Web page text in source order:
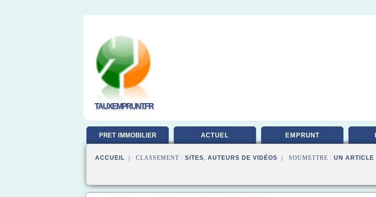
TAUXEMPRUNT.FR
PRET IMMOBILIER ACTUEL EMPRUNT
ACCUEIL | CLASSEMENT : SITES, AUTEURS DE VIDÉOS | SOUMETTRE : UN ARTICLE